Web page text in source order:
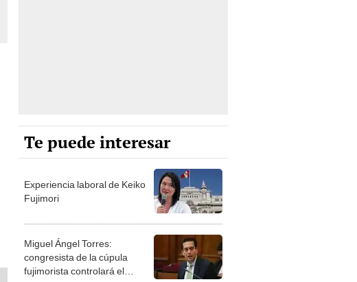
Te puede interesar
Experiencia laboral de Keiko
Fujimori
Miguel Ángel Torres:
congresista de la cúpula
fujimorista controlará el